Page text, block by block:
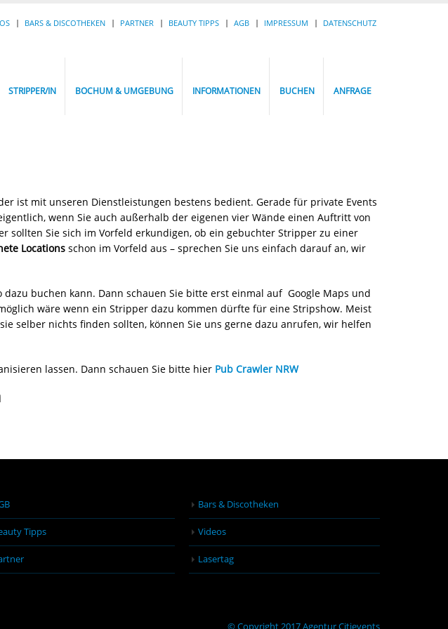
BARS & DISCOTHEKEN PARTNER BEAUTY TIPPS AGB IMPRESSUM DATENSCHUTZ
STRIPPER/IN BOCHUM & UMGEBUNG INFORMATIONEN BUCHEN ANFRAGE
ist mit unseren Dienstleistungen bestens bedient. Gerade für private Events
wenn Sie auch außerhalb der eigenen vier Wände einen Auftritt von
Sie sich im Vorfeld erkundigen, ob ein gebuchter Stripper zu einer
Locations schon im Vorfeld aus – sprechen Sie uns einfach darauf an, wir
buchen kann. Dann schauen Sie bitte erst einmal auf Google Maps und
wäre wenn ein Stripper dazu kommen dürfte für eine Stripshow. Meist
selber nichts finden sollten, können Sie uns gerne dazu anrufen, wir helfen
lassen. Dann schauen Sie bitte hier Pub Crawler NRW
Tipps
Bars & Discotheken
Videos
Lasertag
© Copyright 2017 Agentur Citievents